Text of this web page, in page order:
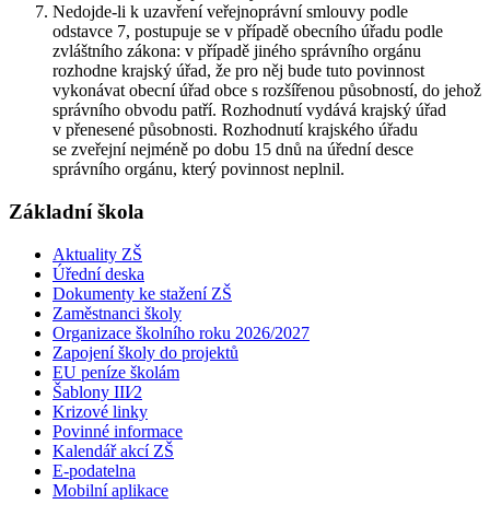
Nedojde-li k uzavření veřejnoprávní smlouvy podle
odstavce 7, postupuje se v případě obecního úřadu podle
zvláštního zákona: v případě jiného správního orgánu
rozhodne krajský úřad, že pro něj bude tuto povinnost
vykonávat obecní úřad obce s rozšířenou působností, do jehož
správního obvodu patří. Rozhodnutí vydává krajský úřad
v přenesené působnosti. Rozhodnutí krajského úřadu
se zveřejní nejméně po dobu 15 dnů na úřední desce
správního orgánu, který povinnost neplnil.
Základní škola
Aktuality ZŠ
Úřední deska
Dokumenty ke stažení ZŠ
Zaměstnanci školy
Organizace školního roku 2026/2027
Zapojení školy do projektů
EU peníze školám
Šablony III⁄2
Krizové linky
Povinné informace
Kalendář akcí ZŠ
E-podatelna
Mobilní aplikace